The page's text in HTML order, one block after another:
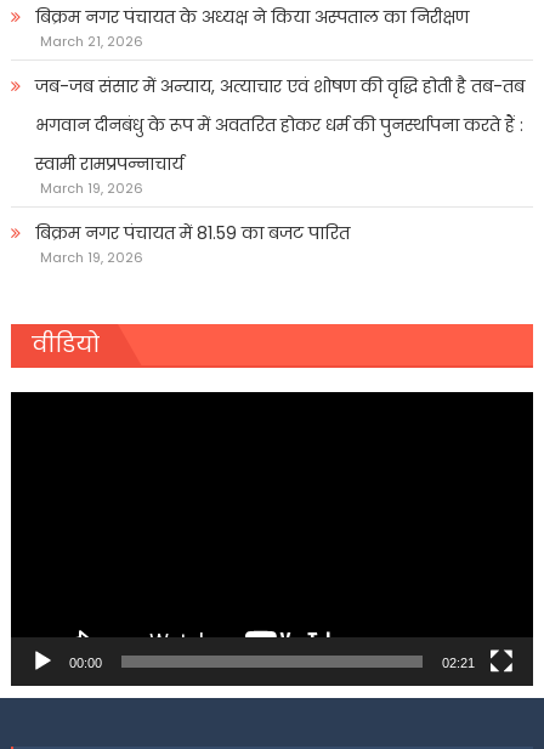
बिक्रम नगर पंचायत के अध्यक्ष ने किया अस्पताल का निरीक्षण
March 21, 2026
जब-जब संसार में अन्याय, अत्याचार एवं शोषण की वृद्धि होती है तब-तब
भगवान दीनबंधु के रूप में अवतरित होकर धर्म की पुनर्स्थापना करते हैं :
स्वामी रामप्रपन्नाचार्य
March 19, 2026
बिक्रम नगर पंचायत में 81.59 का बजट पारित
March 19, 2026
वीडियो
00:00 02:21